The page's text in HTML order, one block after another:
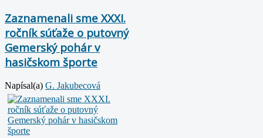
Zaznamenali sme XXXI.
ročník súťaže o putovný
Gemerský pohár v
hasičskom športe
Napísal(a) G. Jakubecová